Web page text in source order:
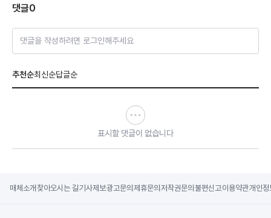
댓글0
댓글을 작성하려면 로그인해주세요
추천순최신순답글순
표시할 댓글이 없습니다
매체소개 찾아오시는 길기사제보광고문의 제휴문의 저작권문의 불편신고이용약관개인정